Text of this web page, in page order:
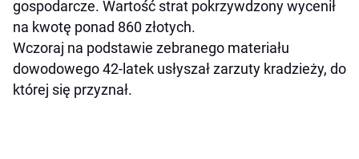
gospodarcze. Wartość strat pokrzywdzony wycenił
na kwotę ponad 860 złotych.
Wczoraj na podstawie zebranego materiału
dowodowego 42-latek usłyszał zarzuty kradzieży, do
której się przyznał.